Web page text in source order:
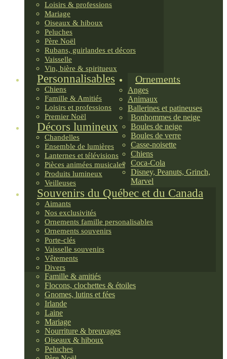
Loisirs & professions
Mariage
Oiseaux & hiboux
Peluches
Père Noël
Rubans, guirlandes et décors
Vaisselle
Vin, bière & spiritueux
Personnalisables
Chiens
Famille & Amitiés
Loisirs et professions
Premier Noël
Décors lumineux
Chandelles
Ensemble de lumières
Lanternes et télévisions
Pièces animées musicales
Produits lumineux
Veilleuses
Souvenirs du Québec et du Canada
Aimants
Nos exclusivités
Ornements famille personalisables
Ornements souvenirs
Porte-clés
Vaisselle souvenirs
Vêtements
Divers
Ornements
Anges
Animaux
Ballerines et patineuses
Bonhommes de neige
Boules de neige
Boules de verre
Casse-noisette
Chiens
Coca-Cola
Disney, Peanuts, Grinch,
Marvel
Famille & amitiés
Flocons, clochettes & étoiles
Gnomes, lutins et fées
Irlande
Laine
Mariage
Nourriture & breuvages
Oiseaux & hiboux
Peluches